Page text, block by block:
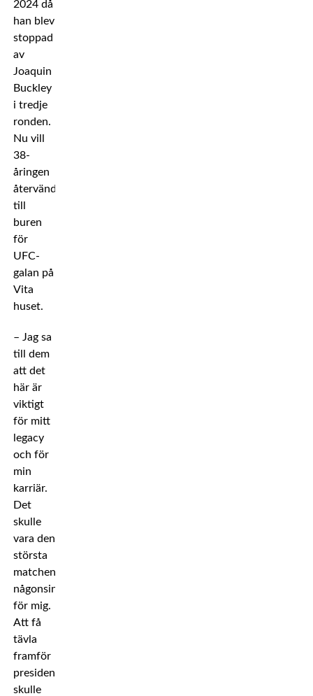
2024 då
han blev
stoppad
av
Joaquin
Buckley
i tredje
ronden.
Nu vill
38-
åringen
återvända
till
buren
för
UFC-
galan på
Vita
huset.
– Jag sa
till dem
att det
här är
viktigt
för mitt
legacy
och för
min
karriär.
Det
skulle
vara den
största
matchen
någonsin
för mig.
Att få
tävla
framför
presidenten
skulle